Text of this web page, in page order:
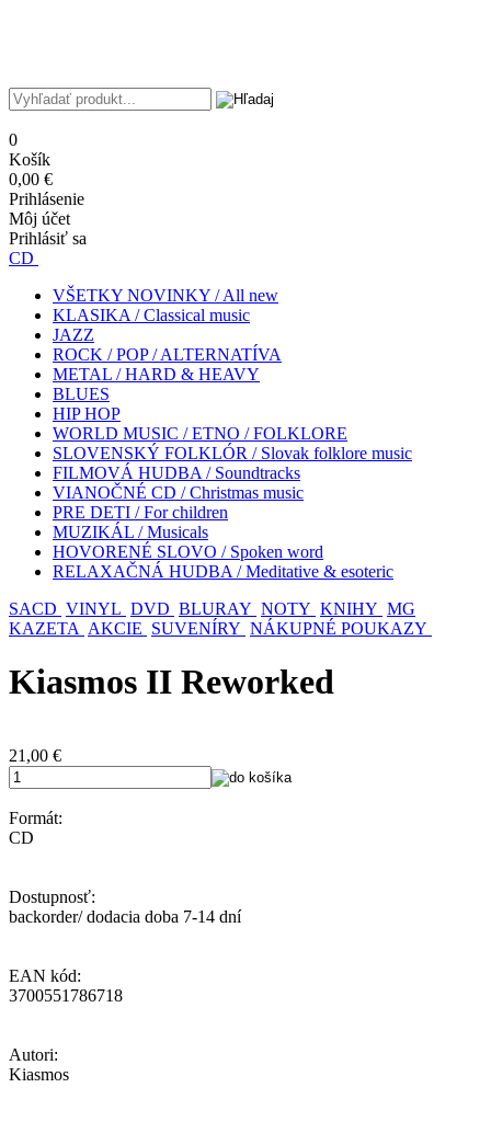
0
Košík
0,00 €
Prihlásenie
Môj účet
Prihlásiť sa
CD
VŠETKY NOVINKY / All new
KLASIKA / Classical music
JAZZ
ROCK / POP / ALTERNATÍVA
METAL / HARD & HEAVY
BLUES
HIP HOP
WORLD MUSIC / ETNO / FOLKLORE
SLOVENSKÝ FOLKLÓR / Slovak folklore music
FILMOVÁ HUDBA / Soundtracks
VIANOČNÉ CD / Christmas music
PRE DETI / For children
MUZIKÁL / Musicals
HOVORENÉ SLOVO / Spoken word
RELAXAČNÁ HUDBA / Meditative & esoteric
SACD VINYL DVD BLURAY NOTY KNIHY MG
KAZETA AKCIE SUVENÍRY NÁKUPNÉ POUKAZY
Kiasmos II Reworked
21,00 €
Formát:
CD
Dostupnosť:
backorder/ dodacia doba 7-14 dní
EAN kód:
3700551786718
Autori:
Kiasmos